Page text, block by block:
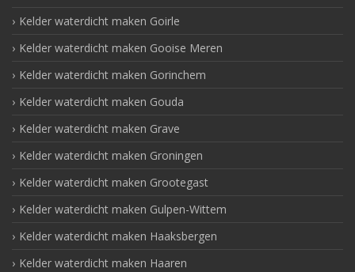
Kelder waterdicht maken Goirle
Kelder waterdicht maken Gooise Meren
Kelder waterdicht maken Gorinchem
Kelder waterdicht maken Gouda
Kelder waterdicht maken Grave
Kelder waterdicht maken Groningen
Kelder waterdicht maken Grootegast
Kelder waterdicht maken Gulpen-Wittem
Kelder waterdicht maken Haaksbergen
Kelder waterdicht maken Haaren